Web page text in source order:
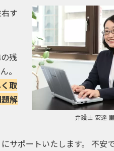
弁護士 安達
す
残
。
取
解
サポートいたします。 不安